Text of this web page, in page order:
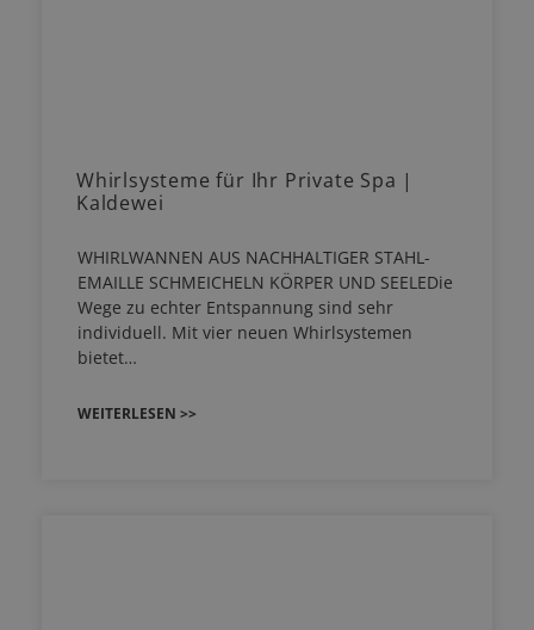
Whirlsysteme für Ihr Private Spa |
Kaldewei
WHIRLWANNEN AUS NACHHALTIGER STAHL-
EMAILLE SCHMEICHELN KÖRPER UND SEELEDie
Wege zu echter Entspannung sind sehr
individuell. Mit vier neuen Whirlsystemen
bietet…
WEITERLESEN >>